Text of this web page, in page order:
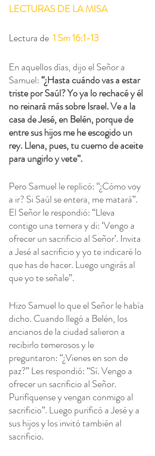
LECTURAS DE LA MISA
Lectura de 1 Sm 16:1-13
En aquellos días, dijo el Señor a
Samuel: “¿Hasta cuándo vas a estar
triste por Saúl? Yo ya lo rechacé y él
no reinará más sobre Israel. Ve a la
casa de Jesé, en Belén, porque de
entre sus hijos me he escogido un
rey. Llena, pues, tu cuerno de aceite
para ungirlo y vete”.
Pero Samuel le replicó: “¿Cómo voy
a ir? Si Saúl se entera, me matará”.
El Señor le respondió: “Lleva
contigo una ternera y di: ‘Vengo a
ofrecer un sacrificio al Señor’. Invita
a Jesé al sacrificio y yo te indicaré lo
que has de hacer. Luego ungirás al
que yo te señale”.
Hizo Samuel lo que el Señor le había
dicho. Cuando llegó a Belén, los
ancianos de la ciudad salieron a
recibirlo temerosos y le
preguntaron: “¿Vienes en son de
paz?” Les respondió: “Sí. Vengo a
ofrecer un sacrificio al Señor.
Purifíquense y vengan conmigo al
sacrificio”. Luego purificó a Jesé y a
sus hijos y los invitó también al
sacrificio.